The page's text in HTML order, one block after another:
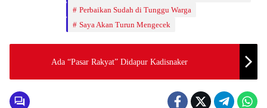
Perbaikan Sudah di Tunggu Warga
Saya Akan Turun Mengecek
Ada “Pasar Rakyat” Didapur Kadisnaker